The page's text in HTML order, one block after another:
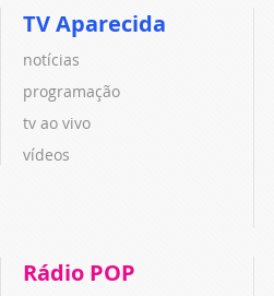
TV Aparecida
notícias
programação
tv ao vivo
vídeos
Rádio POP